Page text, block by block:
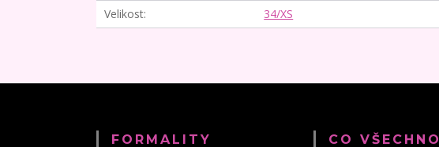
Velikost
34/XS
FORMALITY
CO VŠECHNO